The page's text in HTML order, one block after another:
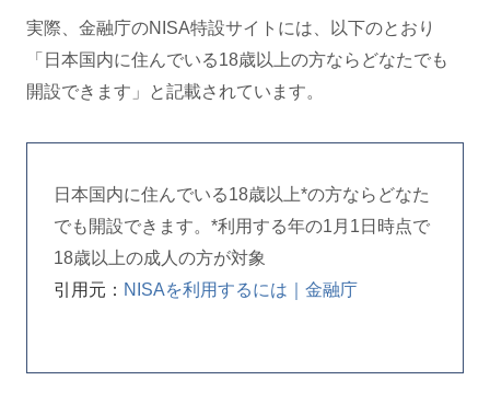
実際、金融庁のNISA特設サイトには、以下のとおり
「日本国内に住んでいる18歳以上の方ならどなたでも
開設できます」と記載されています。
日本国内に住んでいる18歳以上*の方ならどなた
でも開設できます。*利用する年の1月1日時点で
18歳以上の成人の方が対象
引用元： NISAを利用するには｜金融庁